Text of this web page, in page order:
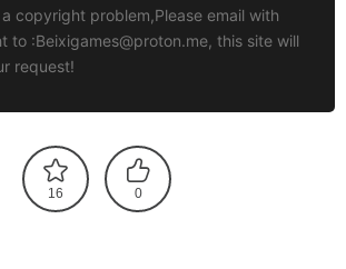
copyright problem,Please email with
to :Beixigames@proton.me, this site will
request!
16 0